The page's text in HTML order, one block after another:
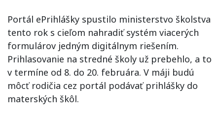
Portál ePrihlášky spustilo ministerstvo školstva
tento rok s cieľom nahradiť systém viacerých
formulárov jedným digitálnym riešením.
Prihlasovanie na stredné školy už prebehlo, a to
v termíne od 8. do 20. februára. V máji budú
môcť rodičia cez portál podávať prihlášky do
materských škôl.